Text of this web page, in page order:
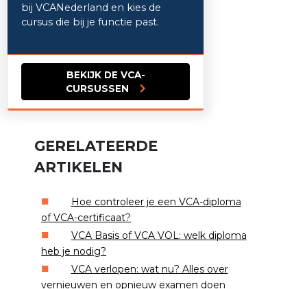
bij VCANederland en kies de
cursus die bij je functie past.
BEKIJK DE VCA-
CURSUSSEN
GERELATEERDE
ARTIKELEN
Hoe controleer je een VCA-diploma
of VCA-certificaat?
VCA Basis of VCA VOL: welk diploma
heb je nodig?
VCA verlopen: wat nu? Alles over
vernieuwen en opnieuw examen doen